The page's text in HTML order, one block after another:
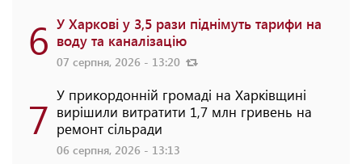
6 У Харкові у 3,5 рази піднімуть тарифи на
воду та каналізацію
07 серпня, 2026 - 13:20
7 У прикордонній громаді на Харківщині
вирішили витратити 1,7 млн гривень на
ремонт сільради
06 серпня, 2026 - 13:13